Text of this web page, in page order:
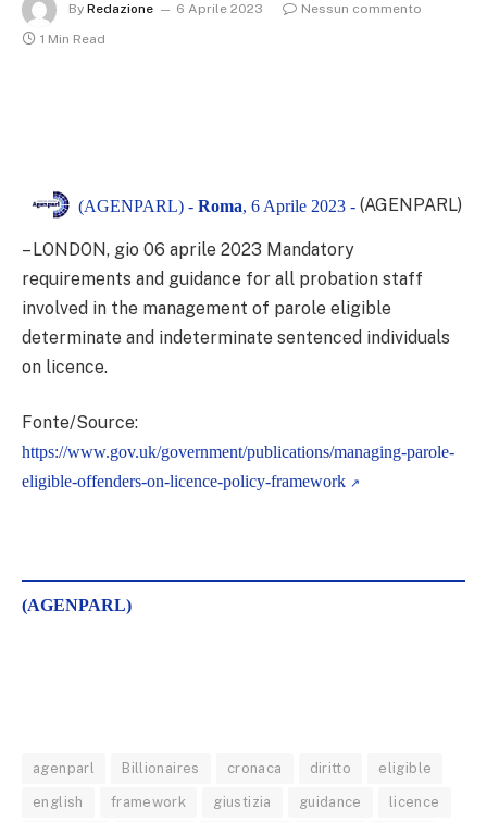
By Redazione 6 Aprile 2023
Nessun commento
1 Min Read
(AGENPARL) - Roma, 6 Aprile 2023 - (AGENPARL)
– LONDON, gio 06 aprile 2023 Mandatory
requirements and guidance for all probation staff
involved in the management of parole eligible
determinate and indeterminate sentenced individuals
on licence.
Fonte/Source:
https://www.gov.uk/government/publications/managing-parole-
eligible-offenders-on-licence-policy-framework
(AGENPARL)
agenparl Billionaires cronaca diritto eligible
english framework giustizia guidance licence